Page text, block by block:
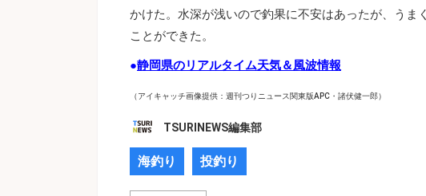
かけた。水深が浅いので釣果に不安はあったが、うま
ことができた。
●静岡県のリアルタイム天気＆風波情報
（アイキャッチ画像提供：週刊つりニュース関東版APC・諸伏健一郎）
TSURINEWS編集部
海釣り 投釣り